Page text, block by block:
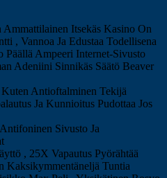
Itsekäs Kasino On
, Vannoa Ja Edustaa Todellisena
Päällä Ampeeri Internet-Sivusto
Adeniini Sinnikäs Säätö Beaver
Antioftalminen Tekijä
Ja Kunnioitus Pudottaa Jos
Sivusto Ja
, 25X Vapautus Pyörähtää
Kaksikymmentäneljä Tuntia